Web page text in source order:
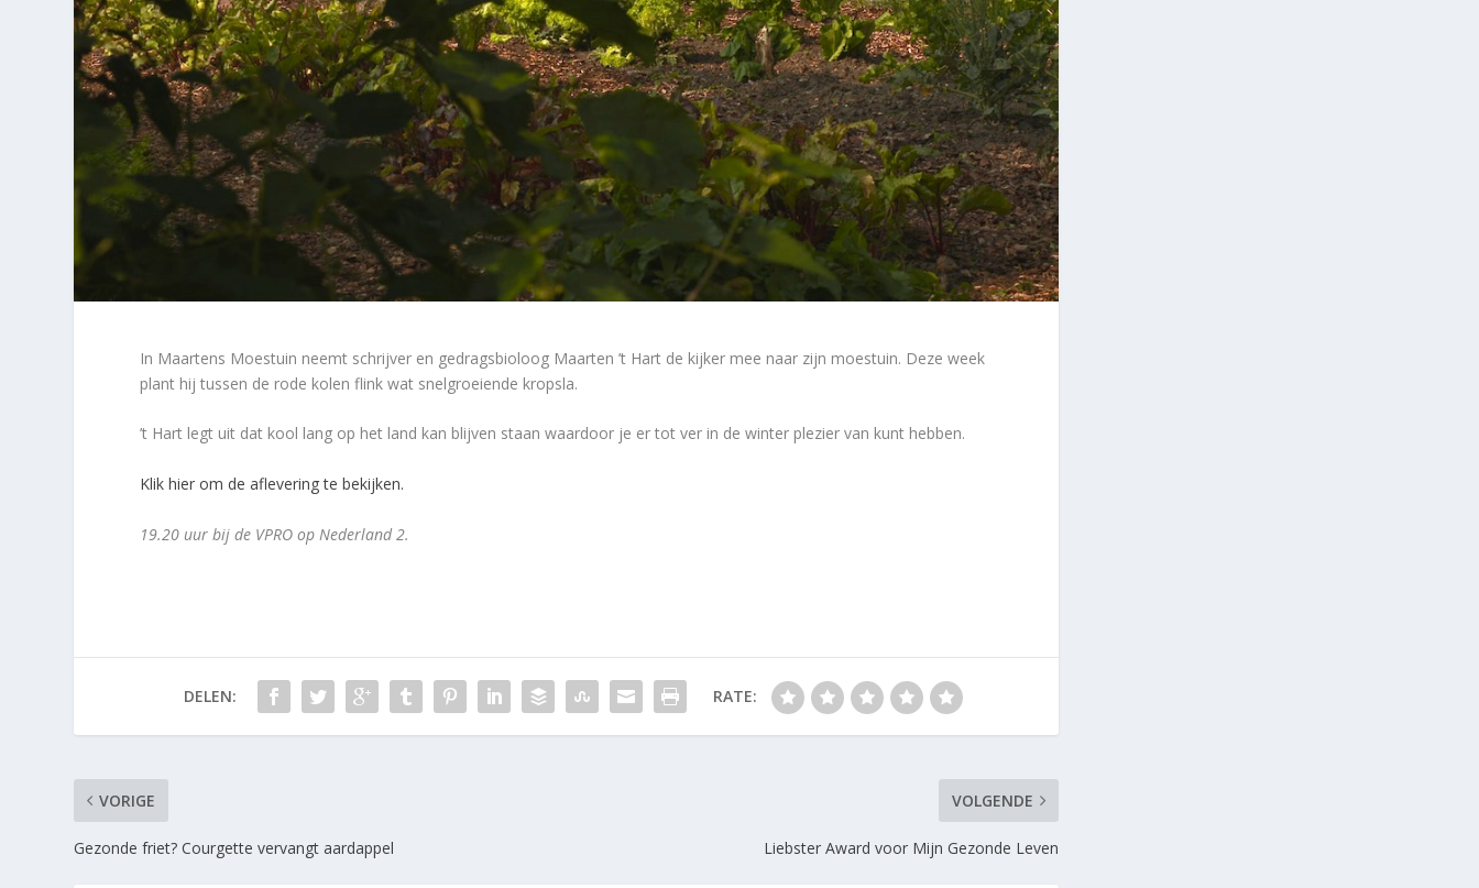
In Maartens Moestuin neemt schrijver en gedragsbioloog Maarten ’t Hart de kijker mee naar zijn moestuin. Deze week
plant hij tussen de rode kolen flink wat snelgroeiende kropsla.
’t Hart legt uit dat kool lang op het land kan blijven staan waardoor je er tot ver in de winter plezier van kunt hebben.
Klik hier om de aflevering te bekijken.
19.20 uur bij de VPRO op Nederland 2.
DELEN: RATE:
VORIGE
Gezonde friet? Courgette vervangt aardappel
VOLGENDE
Liebster Award voor Mijn Gezonde Leven